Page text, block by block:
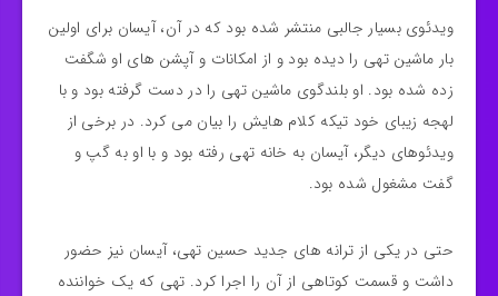
ویدئوی بسیار جالبی منتشر شده بود که در آن، آیسان برای اولین
بار ماشین تهی را دیده بود و از امکانات و آپشن های او شگفت
زده شده بود. او بلندگوی ماشین تهی را در دست گرفته بود و با
لهجه زیبای خود تیکه کلام هایش را بیان می کرد. در برخی از
ویدئوهای دیگر، آیسان به خانه تهی رفته بود و با او به گپ و
گفت مشغول شده بود.
حتی در یکی از ترانه های جدید حسین تهی، آیسان نیز حضور
داشت و قسمت کوتاهی از آن را اجرا کرد. تهی که یک خواننده